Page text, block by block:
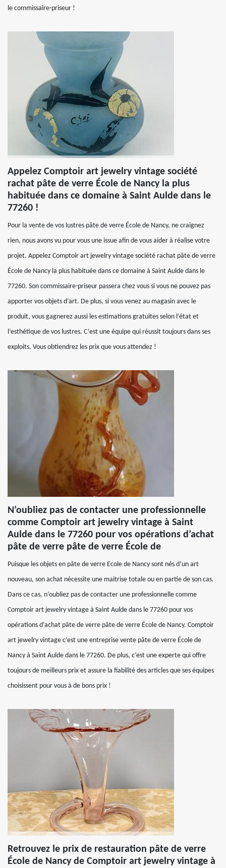
le commissaire-priseur !
Appelez Comptoir art jewelry vintage société
rachat pâte de verre École de Nancy la plus
habituée dans ce domaine à Saint Aulde dans le
77260 !
Pour la vente de vos lustres pâte de verre École de Nancy, ne craignez
rien, nous avons vu pour vous une issue afin de vous aider à réalise votre
projet. Appelez Comptoir art jewelry vintage société rachat pâte de verre
École de Nancy la plus habituée dans ce domaine à Saint Aulde dans le
77260. Son commissaire-priseur passera chez vous si vous ne pouvez pas
apporter vos objets d’art. De plus, si vous venez au magasin avec le
produit, vous gagnerez aussi les estimations gratuites selon l’état et
l’esthétique de vos lustres. C’est une équipe qui réussit toujours dans ses
exploits. Vous obtiendrez les prix que vous attendez !
N’oubliez pas de contacter une professionnelle
comme Comptoir art jewelry vintage à Saint
Aulde dans le 77260 pour vos opérations d’achat
pâte de verre pâte de verre École de
Puisque les objets en pâte de verre Ecole de Nancy sont nés d’un art
nouveau, son achat nécessite une maitrise totale ou en partie de son cas.
Dans ce cas, n’oubliez pas de contacter une professionnelle comme
Comptoir art jewelry vintage à Saint Aulde dans le 77260 pour vos
opérations d’achat pâte de verre pâte de verre École de Nancy. Comptoir
art jewelry vintage c’est une entreprise vente pâte de verre École de
Nancy à Saint Aulde dans le 77260. De plus, c’est une experte qui offre
toujours de meilleurs prix et assure la fiabilité des articles que ses équipes
choisissent pour vous à de bons prix !
Retrouvez le prix de restauration pâte de verre
École de Nancy de Comptoir art jewelry vintage à